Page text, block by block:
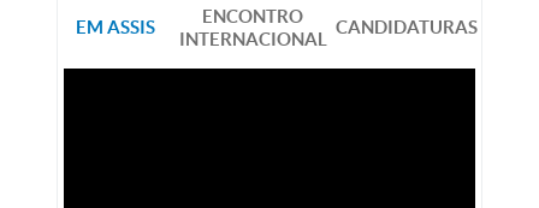
EM ASSIS
ENCONTRO
INTERNACIONAL
CANDIDATURAS